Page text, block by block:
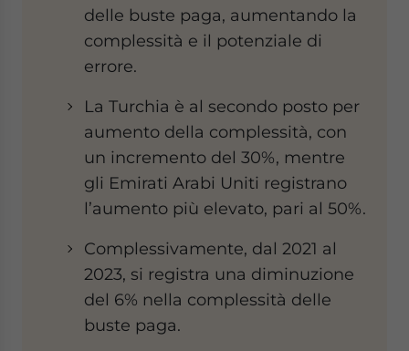
delle buste paga, aumentando la
complessità e il potenziale di
errore.
La Turchia è al secondo posto per
aumento della complessità, con
un incremento del 30%, mentre
gli Emirati Arabi Uniti registrano
l’aumento più elevato, pari al 50%.
Complessivamente, dal 2021 al
2023, si registra una diminuzione
del 6% nella complessità delle
buste paga.